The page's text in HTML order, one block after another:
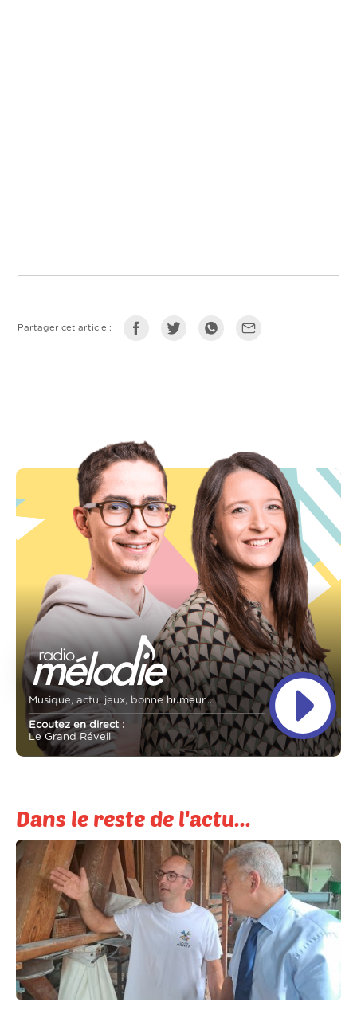
Partager cet article :
Musique, actu, jeux, bonne humeur...
Ecoutez en direct :
Le Grand Réveil
Dans le reste de l'actu...